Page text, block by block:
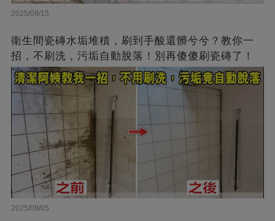
2025/09/15
衛生間瓷磚水垢堆積，刷到手酸還髒兮兮？教你一
招，不刷洗，污垢自動脫落！別再傻傻刷瓷磚了！
2025/09/05